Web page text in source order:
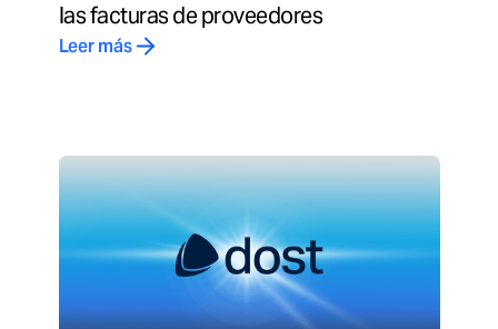
las facturas de proveedores
Leer más